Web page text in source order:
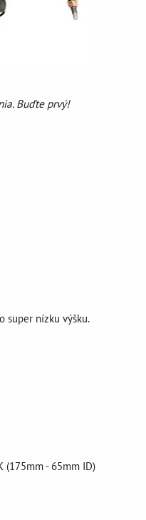
Buďte prvý!
super nízku výšku.
(175mm - 65mm ID)